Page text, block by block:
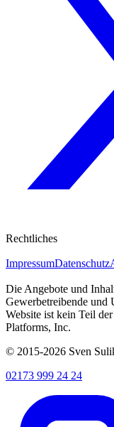
Rechtliches
ImpressumDatenschutz
Die Angebote und
Gewerbetreibende und
Website ist kein Teil
Platforms, Inc.
© 2015-2026 Sven
02173 999 24 24